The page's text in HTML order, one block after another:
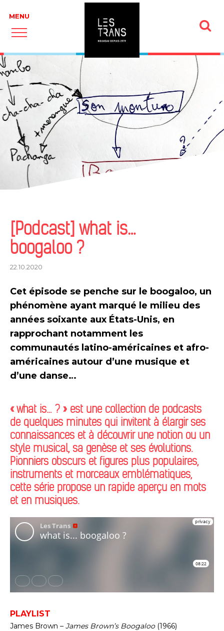
[Podcast] what is…
boogaloo ?
22.10.2020
Cet épisode se penche sur le boogaloo, un
phénomène ayant marqué le milieu des
années soixante aux États-Unis, en
rapprochant notamment les
communautés latino-américaines et afro-
américaines autour d’une musique et
d’une danse…
«what is… ? » est une collection de podcasts
de quelques minutes qui invitent à élargir ses
connaissances et à découvrir une notion ou un
style musical, sa genèse et ses évolutions.
Pionniers obscurs et figures plus populaires,
instruments et morceaux emblématiques,
cette série propose un rapide aperçu en mots
et en musiques.
PLAYLIST
James Brown – James Brown’s Boogaloo(1966)